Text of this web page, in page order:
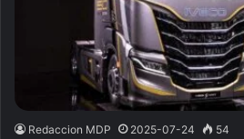
Redaccion MDP 2025-07-24 54